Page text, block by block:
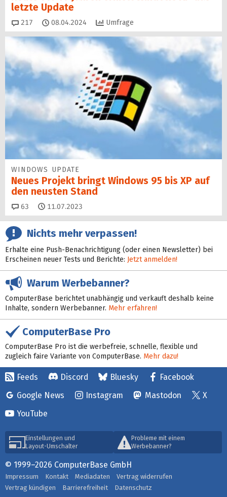
letzte Update
217 Kommentare
08.04.2024 Umfrage
WINDOWS UPDATE
Neues Projekt bringt Windows 95 bis XP auf
den neusten Stand
63 Kommentare
11.07.2023
Nichts mehr verpassen!
Erhalte eine Push-Benachrichtigung (oder einen Newsletter) bei
Erscheinen neuer Tests und Berichte: Jetzt anmelden!
Warum Werbebanner?
ComputerBase berichtet unabhängig und verkauft deshalb keine
Inhalte, sondern Werbebanner. Mehr erfahren!
ComputerBase Pro
ComputerBase Pro ist die werbefreie, schnelle, flexible und
zugleich faire Variante von ComputerBase. Mehr dazu!
Feeds Discord Bluesky
Facebook
Google News
Instagram Mastodon
X
YouTube
Einstellungen und
Layout-Umschalter
Probleme mit einem
Werbebanner?
© 1999–2026 ComputerBase GmbH
Impressum Kontakt Mediadaten
Vertrag widerrufen
Vertrag kündigen
Barrierefreiheit Datenschutz